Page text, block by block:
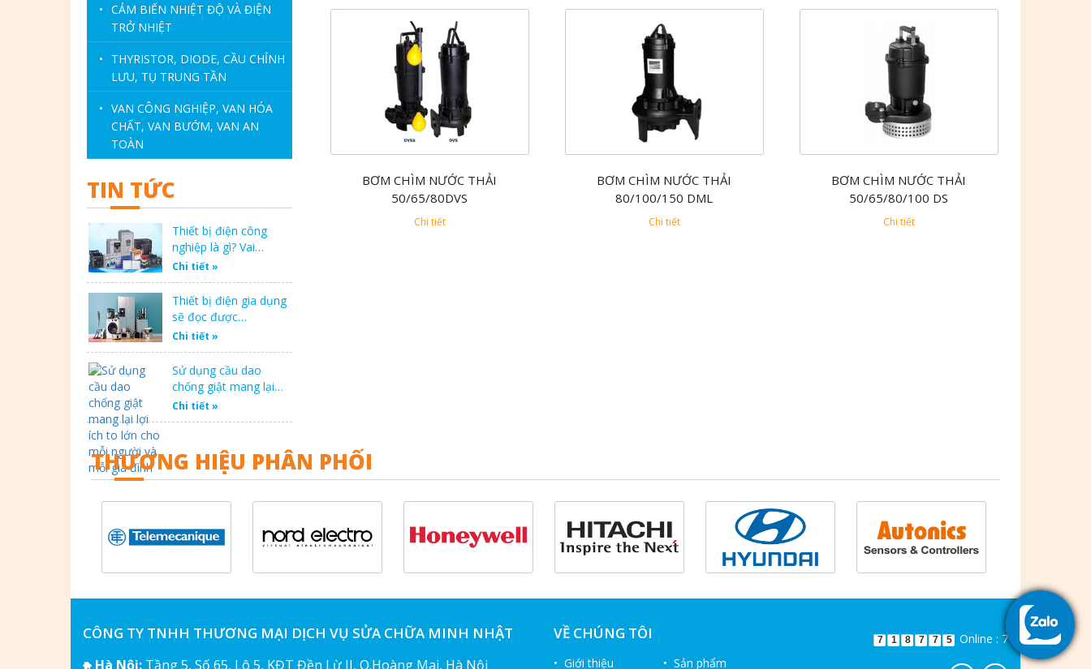
• CẢM BIẾN NHIỆT ĐỘ VÀ ĐIỆN
TRỞ NHIỆT
•
THYRISTOR, DIODE, CẦU CHỈNH
LƯU, TỤ TRUNG TẦN
• VAN CÔNG NGHIỆP, VAN HÓA
CHẤT, VAN BƯỚM, VAN AN
TOÀN
TIN TỨC
Thiết bị điện công
nghiệp là gì? Vai…
Chi tiết »
Thiết bị điện gia dụng
sẽ đọc được…
Chi tiết »
Sử dụng cầu dao
chống giật mang lại…
Chi tiết »
BƠM CHÌM NƯỚC THẢI
50/65/80DVS
Chi tiết
BƠM CHÌM NƯỚC THẢI
80/100/150 DML
Chi tiết
BƠM CHÌM NƯỚC THẢI
50/65/80/100 DS
Chi tiết
THƯƠNG HIỆU PHÂN PHỐI
CÔNG TY TNHH THƯƠNG MẠI DỊCH VỤ SỬA CHỮA MINH NHẬT
Hà Nội: Tầng 5, Số 65, Lô 5, KĐT Đền Lừ II, Q.Hoàng Mai, Hà Nội
VỀ CHÚNG TÔI
• Giới thiệu • Sản phẩm
7 1 8 7 7 5 Online : 7